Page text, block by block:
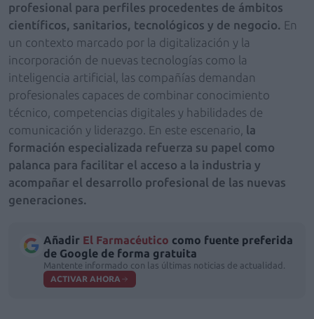
profesional para perfiles procedentes de ámbitos
científicos, sanitarios, tecnológicos y de negocio. En
un contexto marcado por la digitalización y la
incorporación de nuevas tecnologías como la
inteligencia artificial, las compañías demandan
profesionales capaces de combinar conocimiento
técnico, competencias digitales y habilidades de
comunicación y liderazgo. En este escenario, la
formación especializada refuerza su papel como
palanca para facilitar el acceso a la industria y
acompañar el desarrollo profesional de las nuevas
generaciones.
Añadir El Farmacéutico como fuente preferida
de Google de forma gratuita
Mantente informado con las últimas noticias de actualidad.
ACTIVAR AHORA